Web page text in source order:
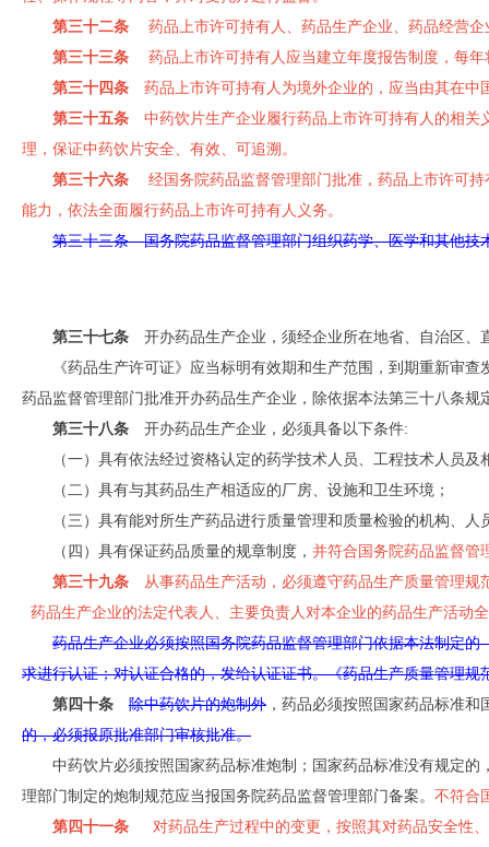
第三十二条 药品上市许可持有人、药品生产企业、药品经营企
第三十三条 药品上市许可持有人应当建立年度报告制度，每年
第三十四条 药品上市许可持有人为境外企业的，应当由其在中
第三十五条 中药饮片生产企业履行药品上市许可持有人的相关
理，保证中药饮片安全、有效、可追溯。
第三十六条 经国务院药品监督管理部门批准，药品上市许可持
能力，依法全面履行药品上市许可持有人义务。
第三十三条 国务院药品监督管理部门组织药学、医学和其他技
第三十七条 开办药品生产企业，须经企业所在地省、自治区、
《药品生产许可证》应当标明有效期和生产范围，到期重新审查
药品监督管理部门批准开办药品生产企业，除依据本法第三十八条
第三十八条 开办药品生产企业，必须具备以下条件:
（一）具有依法经过资格认定的药学技术人员、工程技术人员及
（二）具有与其药品生产相适应的厂房、设施和卫生环境；
（三）具有能对所生产药品进行质量管理和质量检验的机构、人
（四）具有保证药品质量的规章制度， 并符合国务院药品监督管
第三十九条 从事药品生产活动，必须遵守药品生产质量管理规
药品生产企业的法定代表人、主要负责人对本企业的药品生产活动
药品生产企业必须按照国务院药品监督管理部门依据本法制定
求进行认证；对认证合格的，发给认证证书。《药品生产质量管理
第四十条
除中药饮片的炮制外 ，药品必须按照国家药品标准
的，必须报原批准部门审核批准。
中药饮片必须按照国家药品标准炮制；国家药品标准没有规定
理部门制定的炮制规范应当报国务院药品监督管理部门备案。 不符合
第四十一条 对药品生产过程中的变更，按照其对药品安全性、